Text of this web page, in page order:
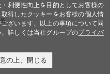
利便性向上を目的としてお客様の
得したクッキーをお客様の個人情
ざいます。以上の事項について同
詳しくは当社グループのプライバ
の上、閉じる